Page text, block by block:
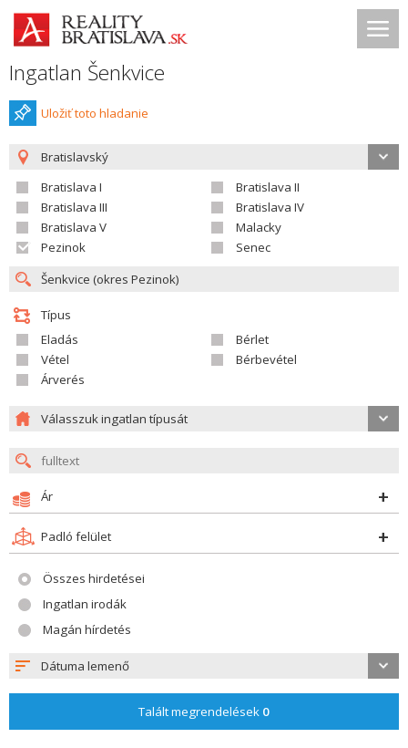
Ingatlan Šenkvice
Uložiť toto hladanie
Bratislavský
Bratislava I
Bratislava II
Bratislava III
Bratislava IV
Bratislava V
Malacky
Pezinok
Senec
Típus
Eladás
Bérlet
Vétel
Bérbevétel
Árverés
Válasszuk ingatlan típusát
Ár
Padló felület
Összes hirdetései
Ingatlan irodák
Magán hírdetés
Dátuma lemenő
Talált megrendelések 0